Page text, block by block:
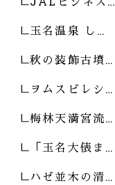
玉名温泉 し…
秋の装飾古墳…
ヲムスビレシ…
梅林天満宮流…
「玉名大俵ま…
ハゼ並木の清…